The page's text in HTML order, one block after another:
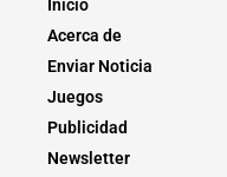
Inicio
Acerca de
Enviar Noticia
Juegos
Publicidad
Newsletter